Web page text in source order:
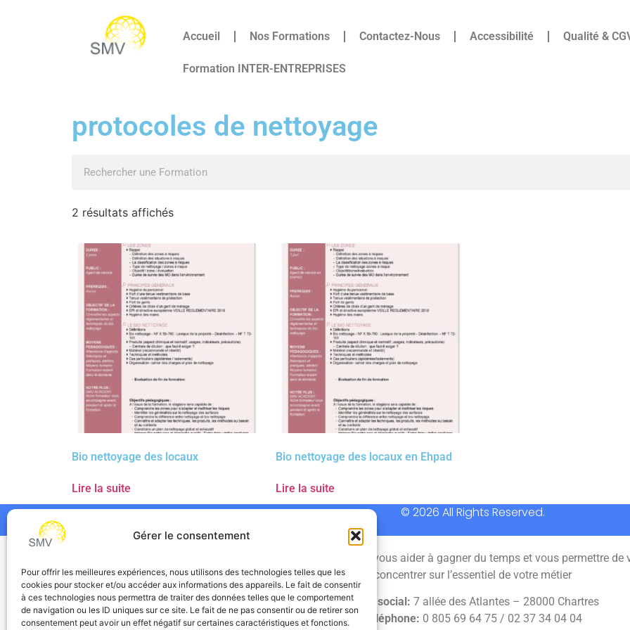
Gérer le consentement
Pour offrir les meilleures expériences, nous utilisons des technologies telles que les
cookies pour stocker et/ou accéder aux informations des appareils. Le fait de consentir
à ces technologies nous permettra de traiter des données telles que le comportement
de navigation ou les ID uniques sur ce site. Le fait de ne pas consentir ou de retirer son
consentement peut avoir un effet négatif sur certaines caractéristiques et fonctions.
Accueil Nos Formations Contactez-Nous Accessibilité Qualité &
Formation INTER-ENTREPRISES
protocoles de nettoyage
2 résultats affichés
Bio nettoyage des locaux
Lire la suite
Bio nettoyage des locaux en Ehpad
Lire la suite
© 2026 All Rights Reserved.
SMV permet de vous aider à gagner du temps et vous permettre de
concentrer sur l’essentiel de votre métier
Siège social: 7 allée des Atlantes – 28000 Chartres
Téléphone: 0 805 69 64 75 / 02 37 34 04 04